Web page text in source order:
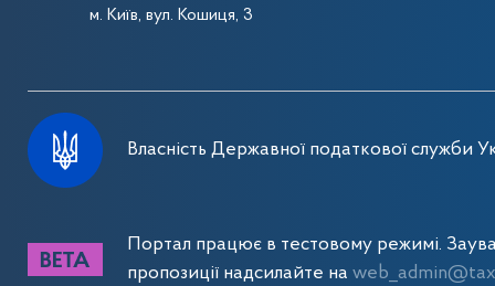
м. Київ, вул. Кошиця, 3
Власність Державної податкової служби
Портал працює в тестовому режимі.
пропозиції надсилайте на